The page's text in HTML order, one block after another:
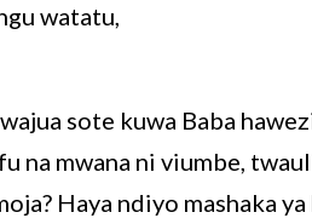
watatu,
sote kuwa Baba
na mwana ni viumbe,
Haya ndiyo mashaka